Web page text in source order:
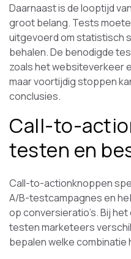
Daarnaast is de looptijd
groot belang. Tests
uitgevoerd om statistisch
behalen. De benodigde
zoals het websiteverkeer
maar voortijdig stoppen
conclusies.
Call-to-
testen en
Call-to-actionknoppen
A/B-testcampagnes en
op conversieratio’s. Bij het
testen marketeers
bepalen welke